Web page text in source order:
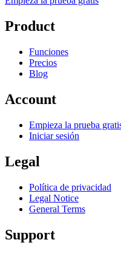
Product
Funciones
Precios
Blog
Account
Empieza la prueba
Iniciar sesión
Legal
Política de privacidad
Legal Notice
General Terms
Support